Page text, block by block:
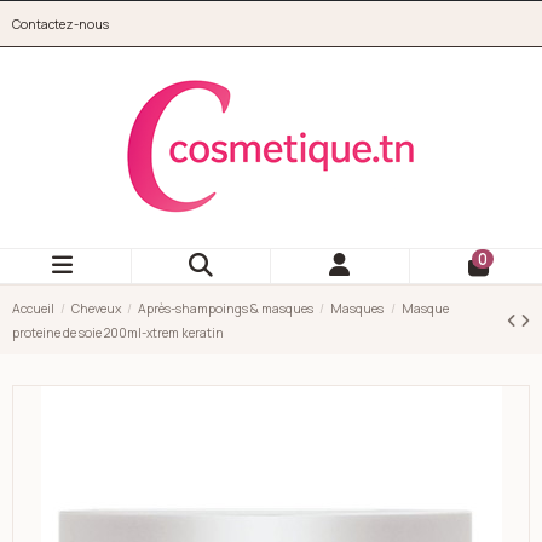
Contactez-nous
0
Accueil Cheveux Après-shampoings & masques Masques
Masque
proteine de soie 200ml-xtrem keratin